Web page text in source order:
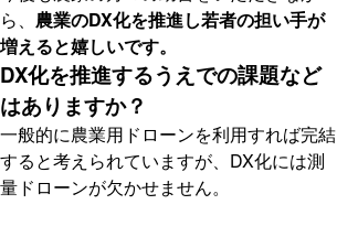
ら、 農業のDX化を推進し若者の担い手が
増えると嬉しいです。
DX化を推進するうえでの課題など
はありますか？
一般的に農業用ドローンを利用すれば完結
すると考えられていますが、DX化には測
量ドローンが欠かせません。